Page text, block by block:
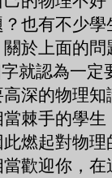
也有不少學
於上面的
就認為一
深的物理
棘手的學
燃起對物
歡迎你，